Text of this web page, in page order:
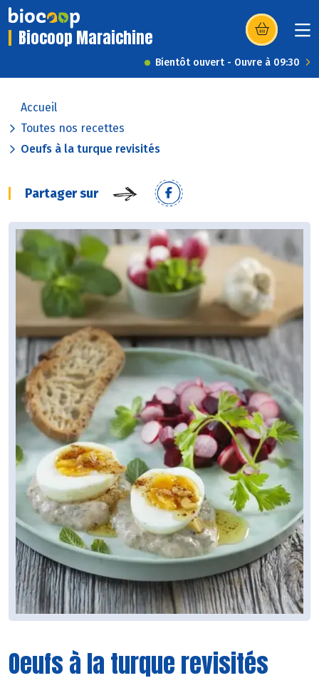
Biocoop Maraichine (s’ouvre dans
Bientôt ouvert - Ouvre à 09:30
Accueil
Toutes nos recettes
Oeufs à la turque revisités
Partager sur
Oeufs à la turque revisités